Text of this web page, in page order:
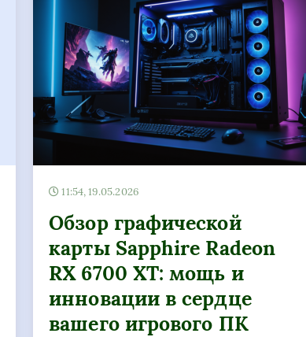
11:54, 19.05.2026
Обзор графической
карты Sapphire Radeon
RX 6700 XT: мощь и
инновации в сердце
вашего игрового ПК